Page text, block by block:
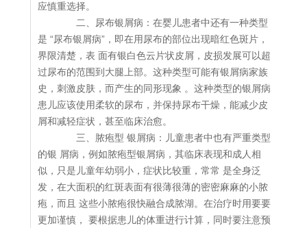
应慎重选择。
二、尿布银屑病：在婴儿患者中还有一种类型
是 “尿布银屑病”，即在用尿布的部位出现暗红色斑片，
界限清楚，表 面有银白色云片状皮屑，皮损发展可以超
过尿布的范围到大腿上部。这种类型可能有银屑病家族
史，刺激皮肤，而产生的同形现象 。这种类型的银屑病
患儿应该使用柔软的尿布，并保持尿布干燥，能减少皮
屑和减轻症状，甚至临床治愈。
三、脓疱型 银屑病：儿童患者中也有严重类型
的银 屑病，例如脓疱型银屑病，其临床表现和成人相
似，只是儿童年幼弱小，症状比较重，常常 是全身泛
发，在大面积的红斑表面有很薄很薄的密密麻麻的小脓
疱，而且 这些小脓疱很快融合成脓湖。在治疗时用要要
更加谨慎， 要根据患儿的体重进行计算，同时要注意预